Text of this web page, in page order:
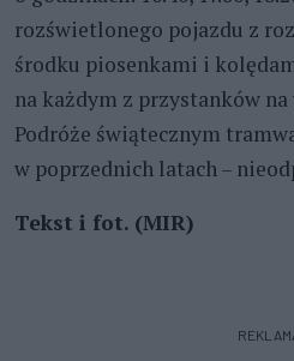
rozświetlonego pojazdu z
środku piosenkami i
na każdym z przystanków
Podróże świątecznym
w poprzednich latach –
Tekst i fot. (MIR)